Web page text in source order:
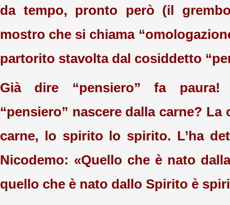
da tempo, pronto però (il
mostro che si chiama
partorito stavolta dal cosiddetto
Già dire “pensiero” fa
“pensiero” nascere dalla carne? La
carne, lo spirito lo spirito. L’ha
Nicodemo: «Quello che è nato
quello che è nato dallo Spirito è